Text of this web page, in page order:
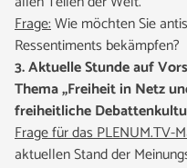
Frage:Wie möchten Sie
Ressentiments bekämpfen?
3. Aktuelle Stunde auf
Thema „Freiheit in Netz
freiheitliche
Frage für das PLENUM.TV-
aktuellen Stand der